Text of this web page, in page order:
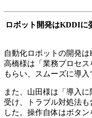
ロボット開発はKDDIに
自動化ロボットの開発は
高橋様は「業務プロセ
もらい、スムーズに導入
また、山田様は「導入
受け、トラブル対処法も
した。操作自体はボタ